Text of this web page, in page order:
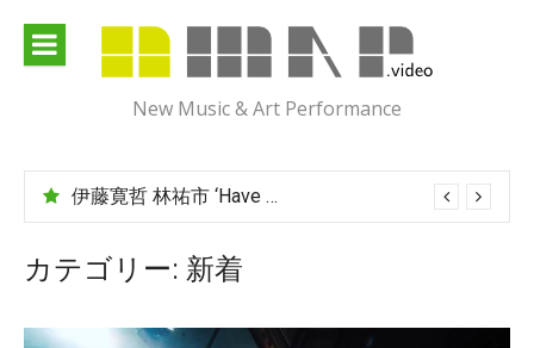
content
New Music & Art Performance
伊藤寛哲 林祐市 ‘Have You Met Ms Jones?’
渡辺翔太グループ ‘廻る物語’
カテゴリー: 新着